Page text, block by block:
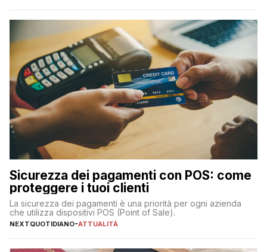
Sicurezza dei pagamenti con POS: come
proteggere i tuoi clienti
La sicurezza dei pagamenti è una priorità per ogni azienda
che utilizza dispositivi POS (Point of Sale).
NEXTQUOTIDIANO-ATTUALITÀ